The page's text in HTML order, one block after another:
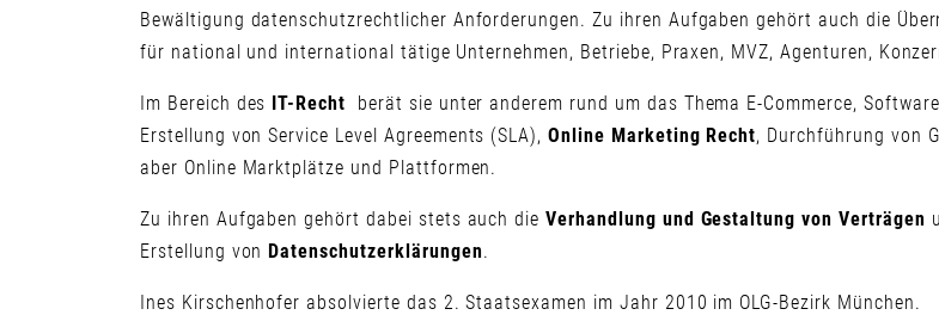
Bewältigung datenschutzrechtlicher Anforderungen. Zu ihren Aufgaben gehört auch die
für national und international tätige Unternehmen, Betriebe, Praxen, MVZ, Agenturen,
Im Bereich des IT-Recht berät sie unter anderem rund um das Thema E-Commerce,
Erstellung von Service Level Agreements (SLA), Online Marketing Recht, Durchführung von
aber Online Marktplätze und Plattformen.
Zu ihren Aufgaben gehört dabei stets auch dieVerhandlung und Gestaltung von Verträgen
Erstellung von Datenschutzerklärungen.
Ines Kirschenhofer absolvierte das 2. Staatsexamen im Jahr 2010 im OLG-Bezirk München.